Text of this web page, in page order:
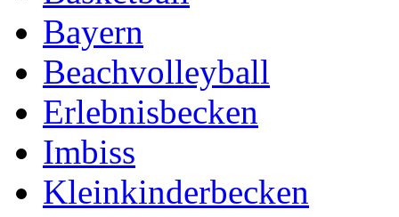
Bayern
Beachvolleyball
Erlebnisbecken
Imbiss
Kleinkinderbecken